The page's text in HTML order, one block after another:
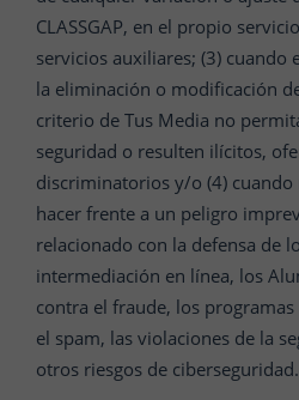
CLASSGAP, en el propio
servicios auxiliares; (3) cuando
la eliminación o modificación
criterio de Tus Media no
seguridad o resulten ilícitos,
discriminatorios y/o (4) cuando
hacer frente a un peligro
relacionado con la defensa de
intermediación en línea, los
contra el fraude, los
el spam, las violaciones de la
otros riesgos de ciberseguridad.